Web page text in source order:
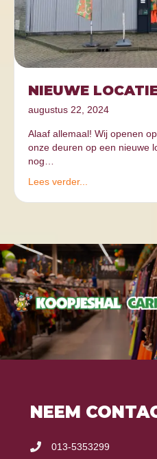
NIEUWE
augustus 22, 2024
Alaaf allemaal! Wij openen
onze deuren op een nieuwe
nog…
Lees verder...
NEEM
013-5353299